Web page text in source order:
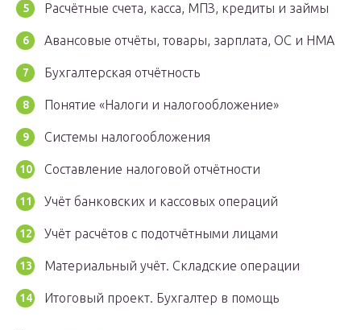
Расчётные счета, касса, МПЗ, кредиты и займы
Авансовые отчёты, товары, зарплата, ОС и НМА
Бухгалтерская отчётность
Понятие «Налоги и налогообложение»
Системы налогообложения
Составление налоговой отчётности
Учёт банковских и кассовых операций
Учёт расчётов с подотчётными лицами
Материальный учёт. Складские операции
Итоговый проект. Бухгалтер в помощь